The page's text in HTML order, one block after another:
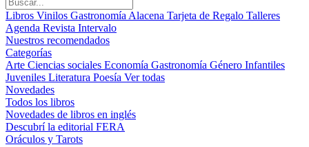
Libros Vinilos Gastronomía Alacena Tarjeta de Regalo Talleres
Agenda Revista Intervalo
Nuestros recomendados
Categorías
Arte Ciencias sociales Economía Gastronomía Género Infantiles
Juveniles Literatura Poesía Ver todas
Novedades
Todos los libros
Novedades de libros en inglés
Descubrí la editorial FERA
Oráculos y Tarots